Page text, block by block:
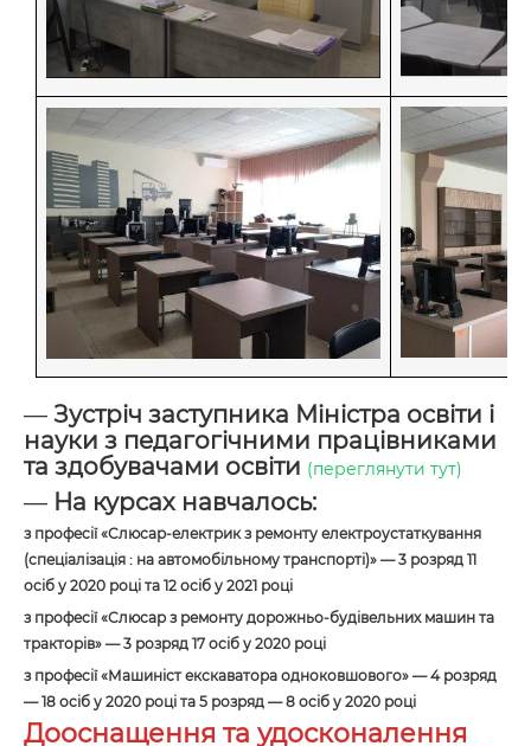
— Зустріч заступника Міністра освіти і
науки з педагогічними працівниками
та здобувачами освіти (переглянути тут)
— На курсах навчалось:
з професії «Слюсар-електрик з ремонту електроустаткування
(спеціалізація : на автомобільному транспорті)» — 3 розряд 11
осіб у 2020 році та 12 осіб у 2021 році
з професії «Слюсар з ремонту дорожньо-будівельних машин та
тракторів» — 3 розряд 17 осіб у 2020 році
з професії «Машиніст екскаватора одноковшового» — 4 розряд
— 18 осіб у 2020 році та 5 розряд — 8 осіб у 2020 році
Дооснащення та удосконалення